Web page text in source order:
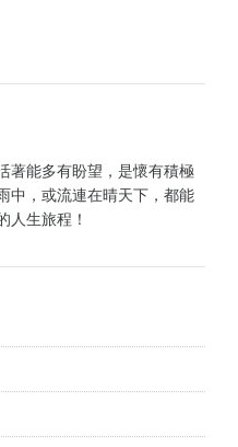
著能多有盼望，是懷有積極
中，或流連在晴天下，都能
人生旅程！